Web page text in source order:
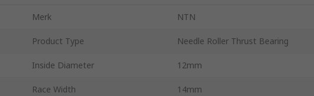
Merk NTN
Product Type Needle Roller Thrust Bearing
Inside Diameter 12mm
Race Width 14mm